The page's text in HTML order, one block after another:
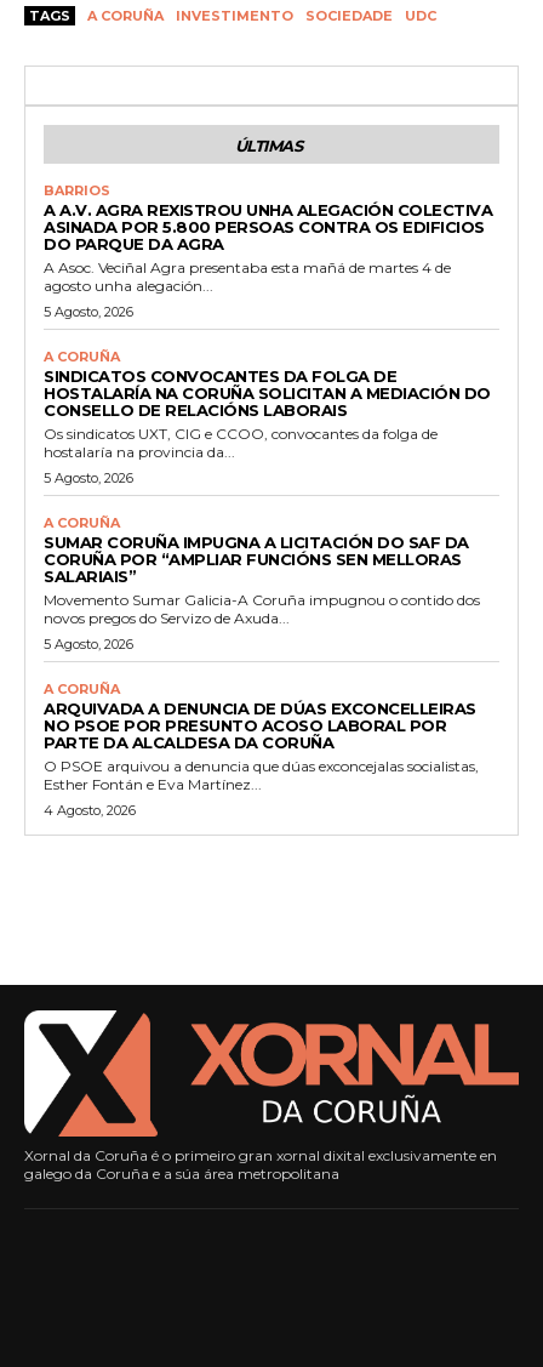
TAGS A CORUÑA INVESTIMENTO SOCIEDADE UDC
ÚLTIMAS
BARRIOS
A A.V. AGRA REXISTROU UNHA ALEGACIÓN COLECTIVA
ASINADA POR 5.800 PERSOAS CONTRA OS EDIFICIOS
DO PARQUE DA AGRA
A Asoc. Veciñal Agra presentaba esta mañá de martes 4 de
agosto unha alegación...
5 Agosto, 2026
A CORUÑA
SINDICATOS CONVOCANTES DA FOLGA DE
HOSTALARÍA NA CORUÑA SOLICITAN A MEDIACIÓN DO
CONSELLO DE RELACIÓNS LABORAIS
Os sindicatos UXT, CIG e CCOO, convocantes da folga de
hostalaría na provincia da...
5 Agosto, 2026
A CORUÑA
SUMAR CORUÑA IMPUGNA A LICITACIÓN DO SAF DA
CORUÑA POR “AMPLIAR FUNCIÓNS SEN MELLORAS
SALARIAIS”
Movemento Sumar Galicia-A Coruña impugnou o contido dos
novos pregos do Servizo de Axuda...
5 Agosto, 2026
A CORUÑA
ARQUIVADA A DENUNCIA DE DÚAS EXCONCELLEIRAS
NO PSOE POR PRESUNTO ACOSO LABORAL POR
PARTE DA ALCALDESA DA CORUÑA
O PSOE arquivou a denuncia que dúas exconcejalas socialistas,
Esther Fontán e Eva Martínez...
4 Agosto, 2026
Xornal da Coruña é o primeiro gran xornal dixital exclusivamente en
galego da Coruña e a súa área metropolitana